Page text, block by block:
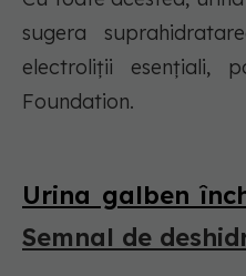
sugera
electroliții esențiali,
Foundation.
Urina galben
Semnal de